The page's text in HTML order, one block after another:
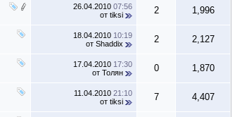
26.04.2010 07:56
от tiksi 2 1,996
18.04.2010 10:19
от Shaddix 2 2,127
17.04.2010 17:30
от Толян 0 1,870
11.04.2010 21:10
от tiksi 7 4,407